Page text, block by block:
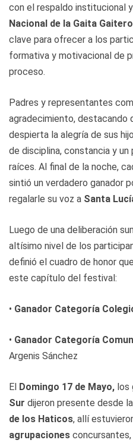
con el respaldo institucional
Nacional de la Gaita
clave para ofrecer a los
formativa y motivacional de
proceso.
Padres y representantes
agradecimiento,
despierta la alegría de sus
de disciplina, constancia y
raíces. Al final de la noche,
sintió un verdadero ganador
regalarle su voz a Santa
Luego de una deliberación
altísimo nivel de los
definió el cuadro de honor
este capítulo del festival:
• Ganador Categoría
• Ganador Categoría
Argenis Sánchez
El Domingo 17 de Mayo, los
Sur dijeron presente desde
de los Haticos, allí
agrupaciones